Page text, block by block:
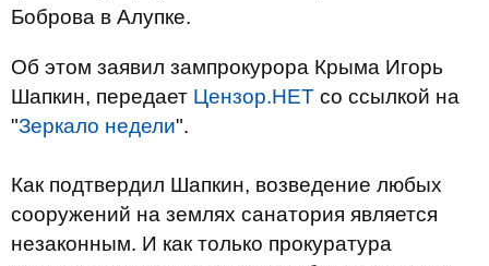
Боброва в Алупке.
Об этом заявил зампрокурора Крыма Игорь
Шапкин, передает Цензор.НЕТ со ссылкой на
"Зеркало недели".
Как подтвердил Шапкин, возведение любых
сооружений на землях санатория является
незаконным. И как только прокуратура